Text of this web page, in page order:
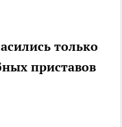
только
приставов